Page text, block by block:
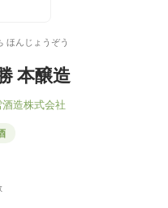
ほんじょうぞう
本醸造
酒造株式会社